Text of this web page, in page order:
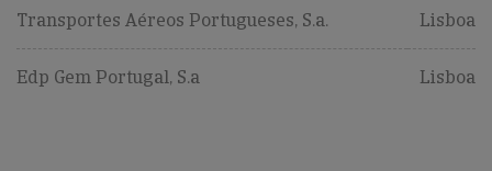
Transportes Aéreos Portugueses, S.a. Lisboa
Edp Gem Portugal, S.a Lisboa